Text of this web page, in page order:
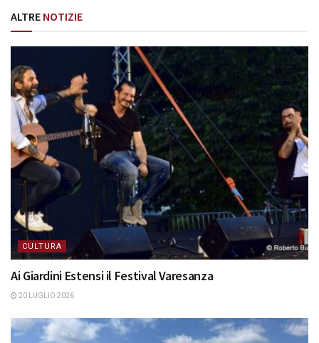
ALTRE NOTIZIE
CULTURA
Ai Giardini Estensi il Festival Varesanza
20 LUGLIO 2026